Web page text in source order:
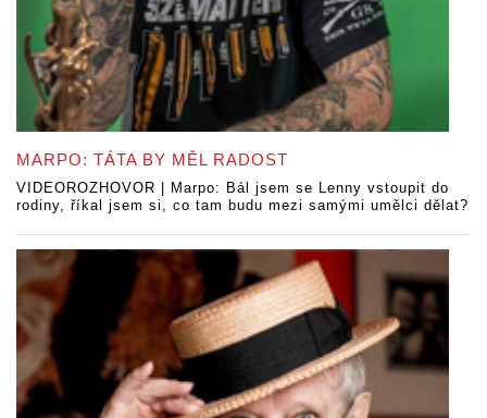
MARPO: TÁTA BY MĚL RADOST
VIDEOROZHOVOR | Marpo: Bál jsem se Lenny vstoupit do
rodiny, říkal jsem si, co tam budu mezi samými umělci dělat?